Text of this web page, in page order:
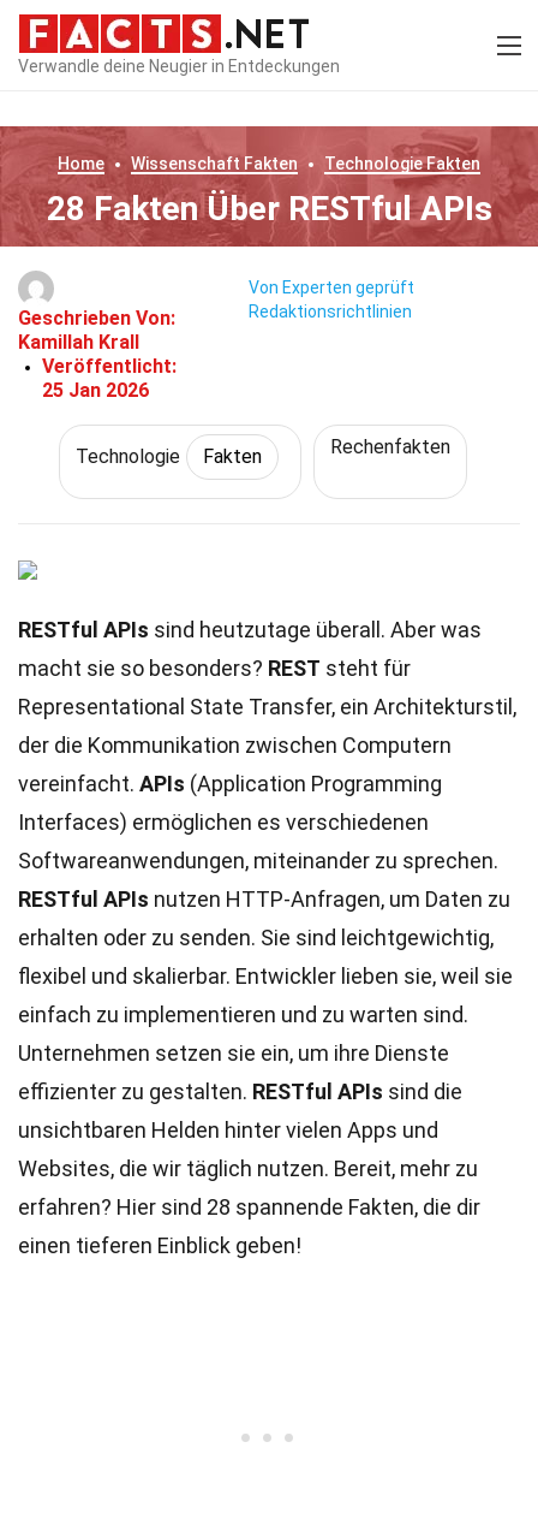
Verwandle deine Neugier in Entdeckungen
Home Wissenschaft Fakten TechnologieFakten
28 Fakten Über RESTful APIs
Geschrieben Von:
Kamillah Krall
Veröffentlicht:
25 Jan 2026
Von Experten geprüft
Redaktionsrichtlinien
Technologie Fakten Rechenfakten
RESTful APIs sind heutzutage überall. Aber was
macht sie so besonders? REST steht für
Representational State Transfer, ein Architekturstil,
der die Kommunikation zwischen Computern
vereinfacht. APIs (Application Programming
Interfaces) ermöglichen es verschiedenen
Softwareanwendungen, miteinander zu sprechen.
RESTful APIs nutzen HTTP-Anfragen, um Daten zu
erhalten oder zu senden. Sie sind leichtgewichtig,
flexibel und skalierbar. Entwickler lieben sie, weil sie
einfach zu implementieren und zu warten sind.
Unternehmen setzen sie ein, um ihre Dienste
effizienter zu gestalten. RESTful APIs sind die
unsichtbaren Helden hinter vielen Apps und
Websites, die wir täglich nutzen. Bereit, mehr zu
erfahren? Hier sind 28 spannende Fakten, die dir
einen tieferen Einblick geben!